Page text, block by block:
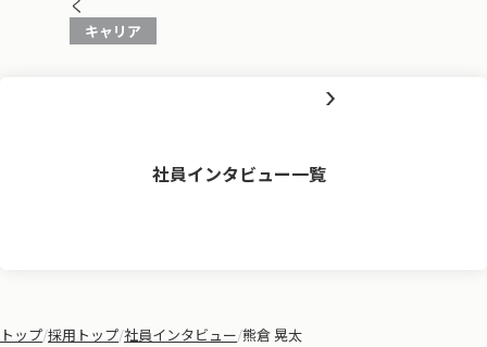
く
キャリア
社員インタビュー一覧
トップ/採用トップ/社員インタビュー/熊倉 晃太